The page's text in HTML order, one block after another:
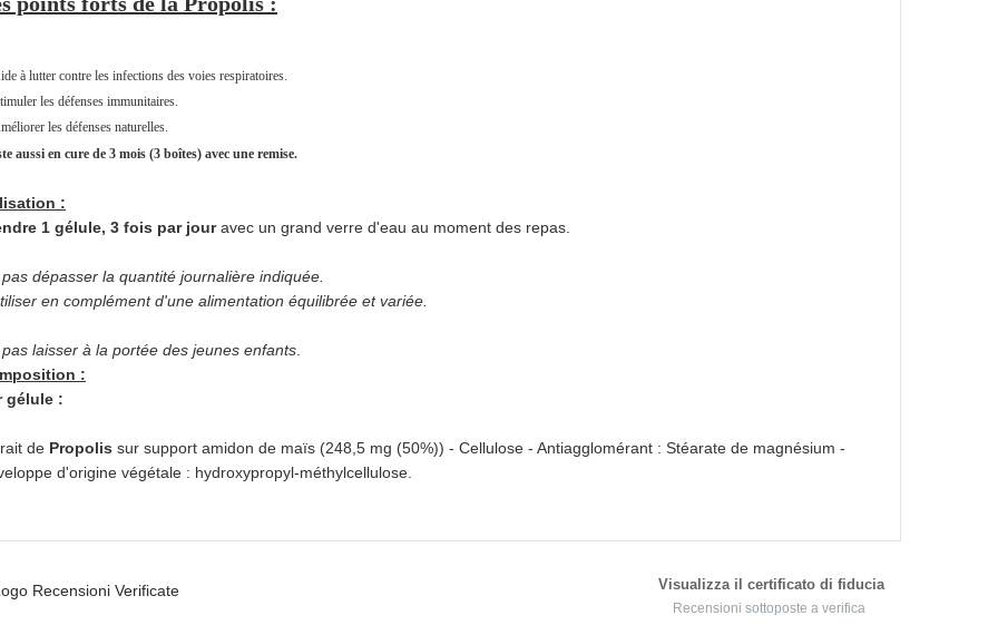
à lutter contre les infections des voies respiratoires.
les défenses immunitaires.
les défenses naturelles.
aussi en cure de 3 mois (3 boîtes) avec une remise.
:
1 gélule, 3 fois par jouravec un grand verre d'eau au moment des repas.
dépasser la quantité journalière indiquée.
en complément d'une alimentation équilibrée et variée.
laisser à la portée des jeunes enfants
:
gélule :
de Propolis sur support amidon de maïs (248,5 mg (50%)) - Cellulose - Antiagglomérant : Stéarate de magnésium -
d'origine végétale : hydroxypropyl-méthylcellulose.
Visualizza il certificato di fiducia
Recensioni sottoposte a verifica